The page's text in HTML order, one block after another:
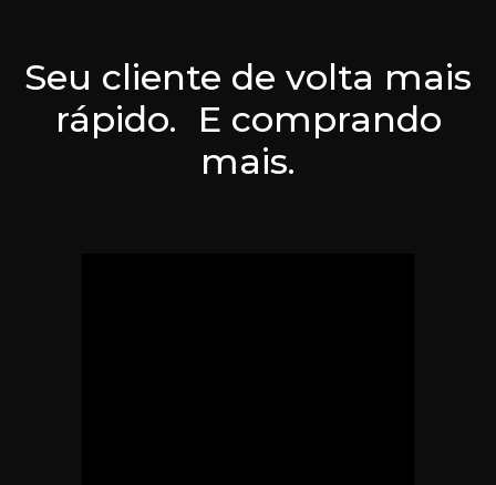
Seu cliente de volta mais
rápido. E comprando
mais.